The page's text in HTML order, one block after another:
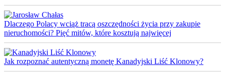
Dlaczego Polacy wciąż tracą oszczędności życia przy zakupie
nieruchomości? Pięć mitów, które kosztują najwięcej
Jak rozpoznać autentyczną monetę Kanadyjski Liść Klonowy?